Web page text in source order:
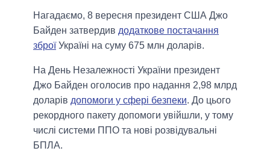
Нагадаємо, 8 вересня президент США Джо
Байден затвердив додаткове постачання
зброїУкраїні на суму 675 млн доларів.
На День Незалежності України президент
Джо Байден оголосив про надання 2,98 млрд
доларів допомоги у сфері безпеки. До цього
рекордного пакету допомоги увійшли, у тому
числі системи ППО та нові розвідувальні
БПЛА.